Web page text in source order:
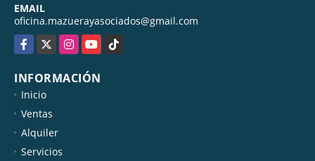
EMAIL
oficina.mazuerayasociados@gmail.com
Facebook
X InstagramYouTubeTikTok
INFORMACIÓN
Inicio
Ventas
Alquiler
Servicios